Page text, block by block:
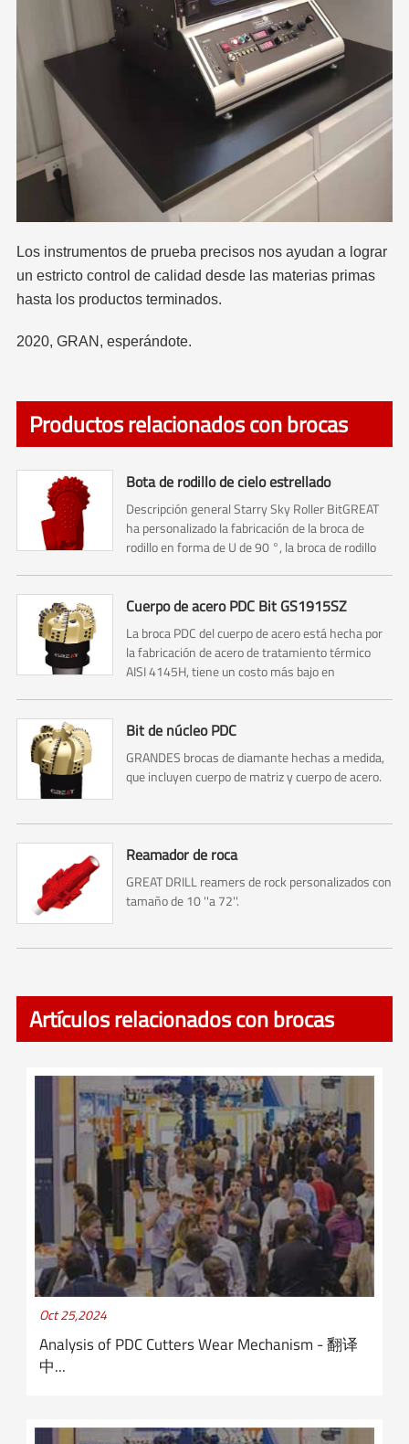
Los instrumentos de prueba precisos nos ayudan a lograr
un estricto control de calidad desde las materias primas
hasta los productos terminados.
2020, GRAN, esperándote.
Productos relacionados con brocas
Bota de rodillo de cielo estrellado
Descripción general Starry Sky Roller BitGREAT
ha personalizado la fabricación de la broca de
rodillo en forma de U de 90 °, la broca de rodillo
principalmente para escariador de roca (abridor de
agujeros)...
Cuerpo de acero PDC Bit GS1915SZ
La broca PDC del cuerpo de acero está hecha por
la fabricación de acero de tratamiento térmico
AISI 4145H, tiene un costo más bajo en
Bit de núcleo PDC
GRANDES brocas de diamante hechas a medida,
que incluyen cuerpo de matriz y cuerpo de acero.
Reamador de roca
GREAT DRILL reamers de rock personalizados con
tamaño de 10 ''a 72''.
Artículos relacionados con brocas
Oct 25,2024
Analysis of PDC Cutters Wear Mechanism - 翻译
中...